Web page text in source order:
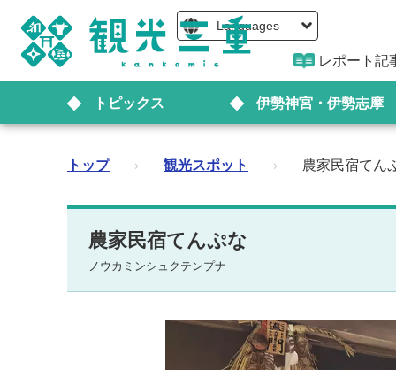
Languages
レポート記
トピックス 伊勢神宮・伊勢志摩
トップ › 観光スポット › 農家民宿てん
農家民宿てんぷな
ノウカミンシュクテンプナ